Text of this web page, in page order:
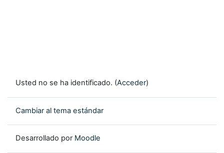
Usted no se ha identificado. (Acceder)
Cambiar al tema estándar
Desarrollado por Moodle